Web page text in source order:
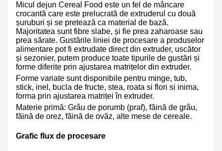
Micul dejun Cereal Food este un fel de mâncare
crocantă care este prelucrată de extruderul cu două
șuruburi și se pretează ca material de bază.
Majoritatea sunt fibre slabe, și fie prea zaharoase sau
prea sărate. Gustările liniei de procesare a produselor
alimentare pot fi extrudate direct din extruder, uscător
și sezonier, putem produce toate tipurile de gustări și
forme diferite prin ajustarea matrițelor din extruder.
Forme variate sunt disponibile pentru minge, tub,
stick, inel, bucla de fructe, stea, roata si flori si inima,
forma prin ajustarea matriței în extruder.
Materie primă: Grâu de porumb (praf), făină de grâu,
făină de orez, făină de ovăz, alte mese de cereale.
Grafic flux de procesare